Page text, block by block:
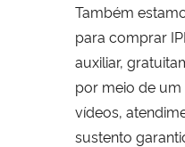
Também
para comprar
auxiliar,
por meio de
vídeos,
sustento